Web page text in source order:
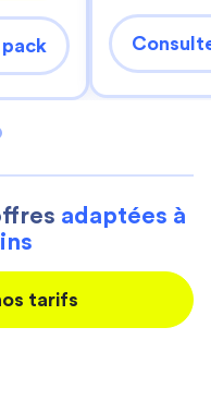
adaptées à
tarifs